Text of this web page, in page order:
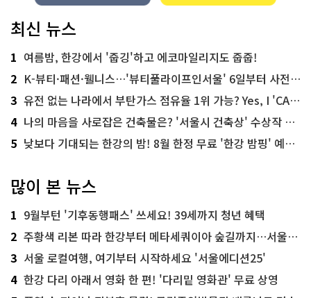
최신 뉴스
1 여름밤, 한강에서 '줍깅'하고 에코마일리지도 줍줍!
2 K-뷰티·패션·웰니스…'뷰티풀라이프인서울' 6일부터 사전 예약
3 유전 없는 나라에서 부탄가스 점유율 1위 가능? Yes, I 'CAN'
4 나의 마음을 사로잡은 건축물은? '서울시 건축상' 수상작 공개!
5 낮보다 기대되는 한강의 밤! 8월 한정 무료 '한강 밤핑' 예약은?
많이 본 뉴스
1 9월부턴 '기후동행패스' 쓰세요! 39세까지 청년 혜택
2 주황색 리본 따라 한강부터 메타세쿼이아 숲길까지…서울둘레길 15코스
3 서울 로컬여행, 여기부터 시작하세요 '서울에디션25'
4 한강 다리 아래서 영화 한 편! '다리밑 영화관' 무료 상영